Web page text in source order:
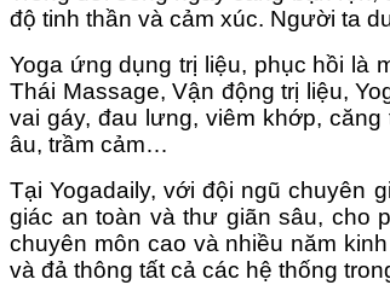
độ tinh thần và cảm xúc. Người ta
Yoga ứng dụng trị liệu, phục hồi là
Thái Massage, Vận động trị liệu,
vai gáy, đau lưng, viêm khớp,
âu, trầm cảm…
Tại Yogadaily, với đội ngũ chuyên
giác an toàn và thư giãn sâu, cho
chuyên môn cao và nhiều năm
và đả thông tất cả các hệ thống